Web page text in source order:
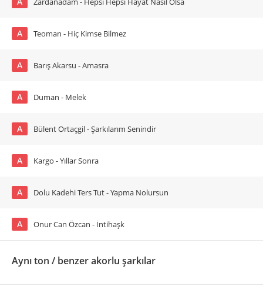
A Teoman - Hiç Kimse Bilmez
A Barış Akarsu - Amasra
A Duman - Melek
A Bülent Ortaçgil - Şarkılarım Senindir
A Kargo - Yıllar Sonra
A Dolu Kadehi Ters Tut - Yapma Nolursun
A Onur Can Özcan - İntihaşk
Aynı ton / benzer akorlu şarkılar